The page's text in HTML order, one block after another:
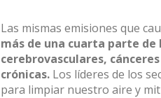
Las mismas emisiones que
más de una cuarta parte
cerebrovasculares,
crónicas. Los líderes de los
para limpiar nuestro aire y